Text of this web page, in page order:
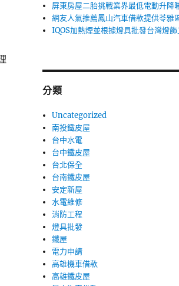
屏東房屋二胎挑戰業界最低電動升降
網友人氣推薦鳳山汽車借款提供苓雅
IQOS加熱煙並根據燈具批發台灣燈
分類
Uncategorized
南投鐵皮屋
台中水電
台中鐵皮屋
台北保全
台南鐵皮屋
安定新屋
水電維修
消防工程
燈具批發
鐵屋
電力申請
高雄機車借款
高雄鐵皮屋